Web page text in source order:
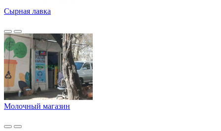
Сырная лавка
Молочный магазин